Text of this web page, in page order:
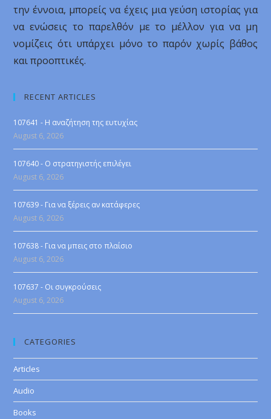
την έννοια, μπορείς να έχεις μια γεύση ιστορίας για
να ενώσεις το παρελθόν με το μέλλον για να μη
νομίζεις ότι υπάρχει μόνο το παρόν χωρίς βάθος
και προοπτικές.
RECENT ARTICLES
107641 - Η αναζήτηση της ευτυχίας
August 6, 2026
107640 - Ο στρατηγιστής επιλέγει
August 6, 2026
107639 - Για να ξέρεις αν κατάφερες
August 6, 2026
107638 - Για να μπεις στο πλαίσιο
August 6, 2026
107637 - Οι συγκρούσεις
August 6, 2026
CATEGORIES
Articles
Audio
Books